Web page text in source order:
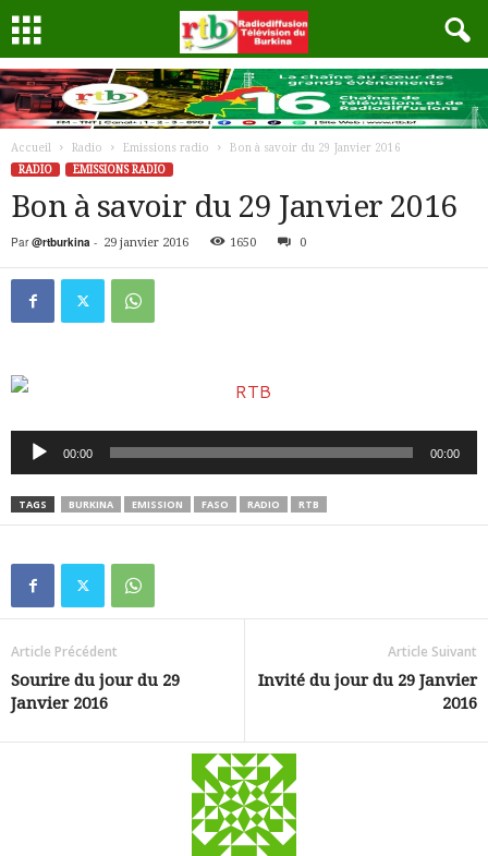
Accueil Radio Emissions radio
Bon à savoir du 29 Janvier 2016
RADIO
EMISSIONS RADIO
Bon à savoir du 29 Janvier 2016
Par @rtburkina - 29 janvier 2016 1650 0
Lecteur
audio
00:00 00:00
TAGS BURKINA EMISSION FASO RADIO RTB
Article Précédent
Sourire du jour du 29
Janvier 2016
Article Suivant
Invité du jour du 29 Janvier
2016